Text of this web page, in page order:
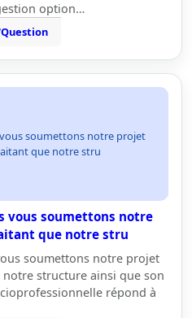
option…
soumettons notre projet
que notre stru
vous soumettons notre
que notre stru
soumettons notre projet
structure ainsi que son
répond à